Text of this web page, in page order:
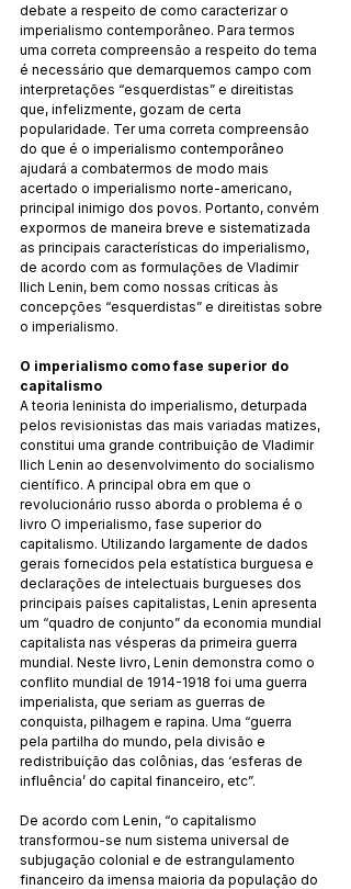
debate a respeito de como caracterizar o
imperialismo contemporâneo. Para termos
uma correta compreensão a respeito do tema
é necessário que demarquemos campo com
interpretações “esquerdistas” e direitistas
que, infelizmente, gozam de certa
popularidade. Ter uma correta compreensão
do que é o imperialismo contemporâneo
ajudará a combatermos de modo mais
acertado o imperialismo norte-americano,
principal inimigo dos povos. Portanto, convém
expormos de maneira breve e sistematizada
as principais características do imperialismo,
de acordo com as formulações de Vladimir
Ilich Lenin, bem como nossas críticas às
concepções “esquerdistas” e direitistas sobre
o imperialismo.
O imperialismo como fase superior do
capitalismo
A teoria leninista do imperialismo, deturpada
pelos revisionistas das mais variadas matizes,
constitui uma grande contribuição de Vladimir
Ilich Lenin ao desenvolvimento do socialismo
científico. A principal obra em que o
revolucionário russo aborda o problema é o
livro O imperialismo, fase superior do
capitalismo. Utilizando largamente de dados
gerais fornecidos pela estatística burguesa e
declarações de intelectuais burgueses dos
principais países capitalistas, Lenin apresenta
um “quadro de conjunto” da economia mundial
capitalista nas vésperas da primeira guerra
mundial. Neste livro, Lenin demonstra como o
conflito mundial de 1914-1918 foi uma guerra
imperialista, que seriam as guerras de
conquista, pilhagem e rapina. Uma “guerra
pela partilha do mundo, pela divisão e
redistribuição das colônias, das ‘esferas de
influência’ do capital financeiro, etc”.
De acordo com Lenin, “o capitalismo
transformou-se num sistema universal de
subjugação colonial e de estrangulamento
financeiro da imensa maioria da população do